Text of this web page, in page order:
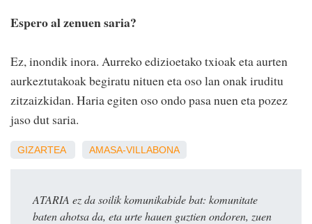
Espero al zenuen saria?
Ez, inondik inora. Aurreko edizioetako txioak eta aurten
aurkeztutakoak begiratu nituen eta oso lan onak iruditu
zitzaizkidan. Haria egiten oso ondo pasa nuen eta pozez
jaso dut saria.
GIZARTEA AMASA-VILLABONA
ATARIA ez da soilik komunikabide bat: komunitate
baten ahotsa da, eta urte hauen guztien ondoren, zuen